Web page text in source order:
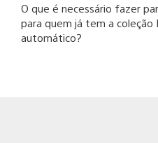
O que é necessário fazer
para quem já tem a coleção
automático?